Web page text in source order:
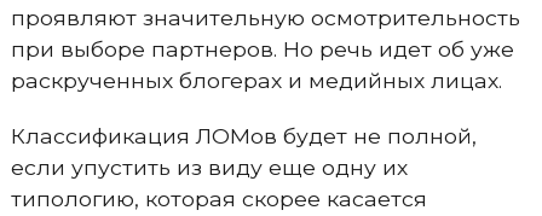
проявляют значительную осмотрительность
при выборе партнеров. Но речь идет об уже
раскрученных блогерах и медийных лицах.
Классификация ЛОМов будет не полной,
если упустить из виду еще одну их
типологию, которая скорее касается